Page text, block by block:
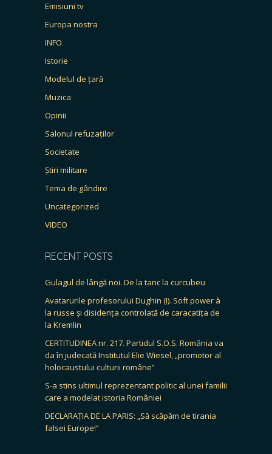
Emisiuni tv
Europa nostra
INFO
Istorie
Modelul de țară
Muzica
Opinii
Salonul refuzaților
Societate
Știri militare
Tema de gândire
Uncategorized
VIDEO
RECENT POSTS
Gulagul de lângă noi. De la tanc la curcubeu
Avatarurile profesorului Dughin (I). Soft power à
la russe și disidența controlată de caracatița de
la Kremlin
CERTITUDINEA nr. 217. Partidul S.O.S. România va
da în judecată Institutul Elie Wiesel, „promotor al
holocaustului culturii române”
S-a stins ultimul reprezentant politic al unei familii
care a modelat istoria României
DECLARAȚIA DE LA PARIS: „Să scăpăm de tirania
falsei Europe!”